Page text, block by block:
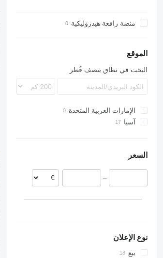
منصة رافعة هيدروليكية
الموقع
البحث في نطاق بنصف قُطر
الإمارات العربية المتحدة
آسيا
السعر
–
نوع الإعلان
بيع